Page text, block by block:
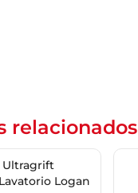
relacionados